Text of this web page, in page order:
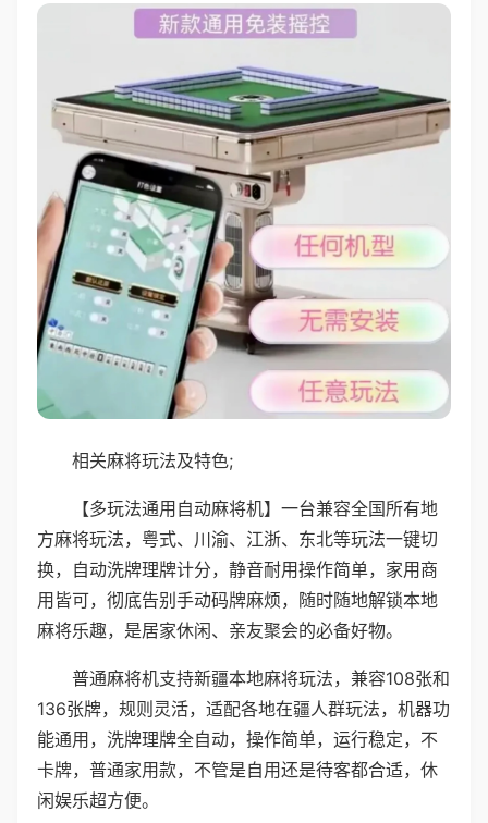
相关麻将玩法及特色;
【多玩法通用自动麻将机】一台兼容全国所有地
方麻将玩法，粤式、川渝、江浙、东北等玩法一键切
换，自动洗牌理牌计分，静音耐用操作简单，家用商
用皆可，彻底告别手动码牌麻烦，随时随地解锁本地
麻将乐趣，是居家休闲、亲友聚会的必备好物。
普通麻将机支持新疆本地麻将玩法，兼容108张和
136张牌，规则灵活，适配各地在疆人群玩法，机器功
能通用，洗牌理牌全自动，操作简单，运行稳定，不
卡牌，普通家用款，不管是自用还是待客都合适，休
闲娱乐超方便。